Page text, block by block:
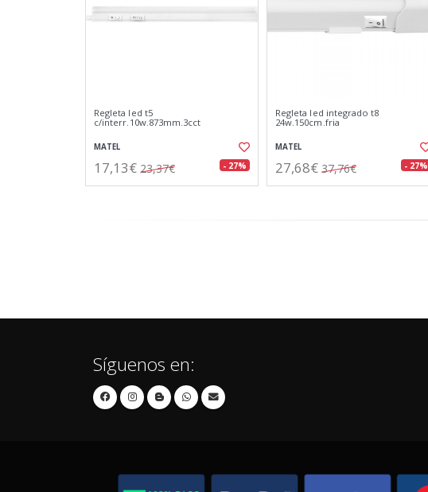
Regleta led t5
c/interr.10w.873mm.3cct
MATEL
17,13€ 23,37€ - 27%
Regleta led integrado t8
24w.150cm.fria
MATEL
27,68€ 37,76€ - 27%
Síguenos en: